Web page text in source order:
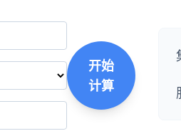
开始
计算